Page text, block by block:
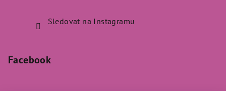
Sledovat na Instagramu
Facebook